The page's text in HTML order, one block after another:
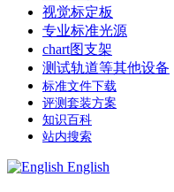
视觉标定板
专业标准光源
chart图支架
测试轨道等其他设备
标准文件下载
评测套装方案
知识百科
站内搜索
English